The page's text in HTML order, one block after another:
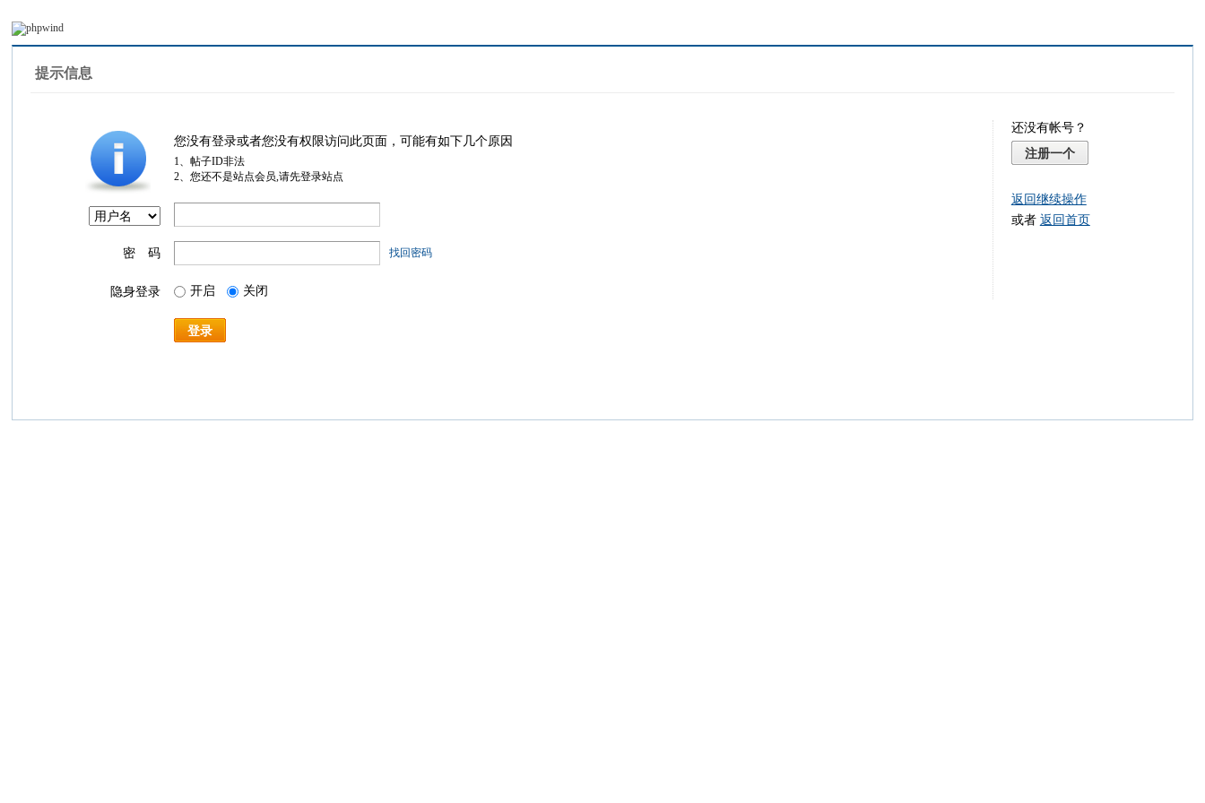
提示信息
您没有登录或者您没有权限访问此页面，可能有如下几个原因
1、帖子ID非法
2、您还不是站点会员,请先登录站点
密 码 找回密码
隐身登录 开启 关闭
登录
还没有帐号？
注册一个
返回继续操作
或者 返回首页